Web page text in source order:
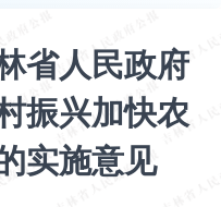
省人民政府
振兴加快农
实施意见